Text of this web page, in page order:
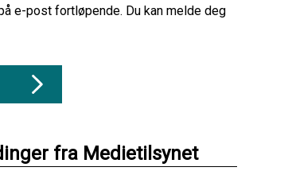
e-post fortløpende. Du kan melde deg
fra Medietilsynet